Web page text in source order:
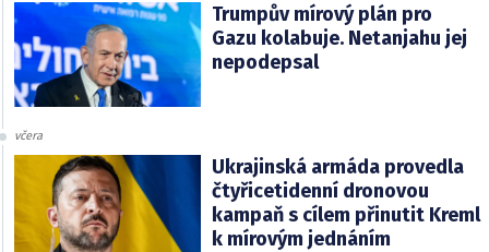
Trumpův mírový plán pro
Gazu kolabuje. Netanjahu jej
nepodepsal
včera
Ukrajinská armáda provedla
čtyřicetidenní dronovou
kampaň s cílem přinutit Kreml
k mírovým jednáním